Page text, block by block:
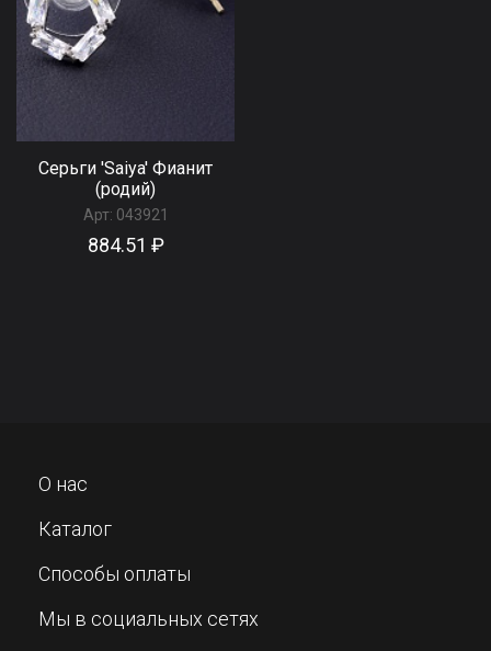
Серьги 'Saiya' Фианит
(родий)
Арт: 043921
884.51 ₽
О нас
Каталог
Способы оплаты
Мы в социальных сетях